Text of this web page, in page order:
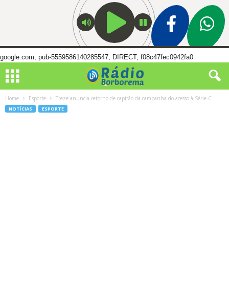
google.com, pub-5559586140285547, DIRECT, f08c47fec0942fa0
Home Esporte Treze anuncia retorno de capitão da campanha do acesso à Série C
NOTÍCIAS ESPORTE